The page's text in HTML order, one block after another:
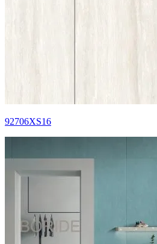
92706XS16